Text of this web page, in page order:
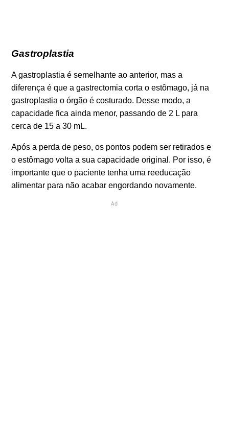
Gastroplastia
A gastroplastia é semelhante ao anterior, mas a
diferença é que a gastrectomia corta o estômago, já na
gastroplastia o órgão é costurado. Desse modo, a
capacidade fica ainda menor, passando de 2 L para
cerca de 15 a 30 mL.
Após a perda de peso, os pontos podem ser retirados e
o estômago volta a sua capacidade original. Por isso, é
importante que o paciente tenha uma reeducação
alimentar para não acabar engordando novamente.
Ad